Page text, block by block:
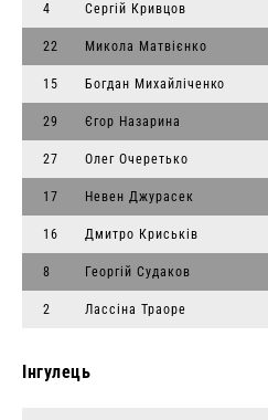
4 Сергій Кривцов
22 Микола Матвієнко
15 Богдан Михайліченко
29 Єгор Назарина
27 Олег Очеретько
17 Невен Джурасек
16 Дмитро Криськів
8 Георгій Судаков
2 Лассіна Траоре
Інгулець